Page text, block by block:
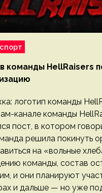
команды HellRaisers
логотип команды
канале команды
пост, в котором
решила покинуть
на «вольные
команды, состав
и они планируют
и дальше — но уже